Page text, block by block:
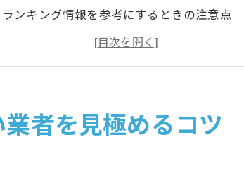
ランキング情報を参考にするときの注意点
信頼できる業者に共通する特徴とは
口コミを上手に活用して失敗を防ぐ方法
外壁塗装業者を選ぶためのポイント
外壁塗装で信頼できる業者の見極め方とは
者を見極めるコツ